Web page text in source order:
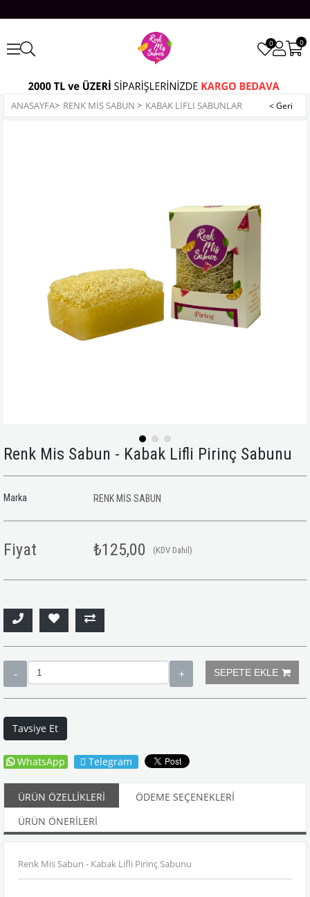
0
0
ANASAYFA> RENK MİS SABUN > KABAK LIFLI SABUNLAR
Renk Mis Sabun - Kabak Lifli Pirinç Sabunu
Marka RENK MİS SABUN
Fiyat ₺125,00 (KDV Dahil)
Tavsiye Et
WhatsApp Telegram
ÜRÜN ÖZELLIKLERI
ÖDEME SEÇENEKLERI
ÜRÜN ÖNERILERI
Renk Mis Sabun - Kabak Lifli Pirinç Sabunu